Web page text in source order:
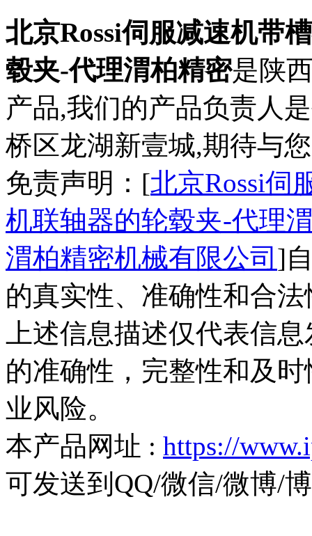
北京Rossi伺服减速机带
毂夹-代理渭柏精密是陕
产品,我们的产品负责人
桥区龙湖新壹城,期待与
免责声明：[北京Rossi伺
机联轴器的轮毂夹-代理
渭柏精密机械有限公司 ]
的真实性、准确性和合
上述信息描述仅代表信
的准确性，完整性和及
业风险。
本产品网址 : https://
可发送到QQ/微信/微博/